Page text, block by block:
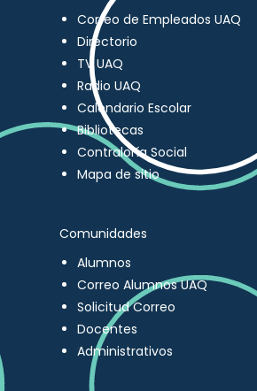
Correo de Empleados UAQ
Directorio
TV UAQ
Radio UAQ
Calendario Escolar
Bibliotecas
Contraloría Social
Mapa de sitio
Comunidades
Alumnos
Correo Alumnos UAQ
Solicitud Correo
Docentes
Administrativos